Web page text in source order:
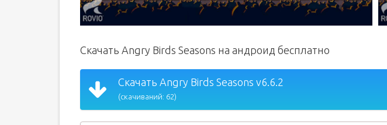
Скачать Angry Birds Seasons на андроид бесплатно
Скачать Angry Birds Seasons v6.6.2
(скачиваний: 62)